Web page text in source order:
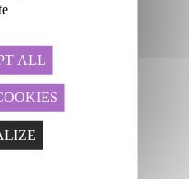
de Compagnie
ALL